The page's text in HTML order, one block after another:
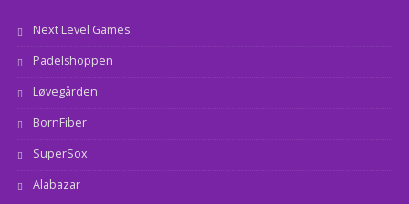
Next Level Games
Padelshoppen
Løvegården
BornFiber
SuperSox
Alabazar